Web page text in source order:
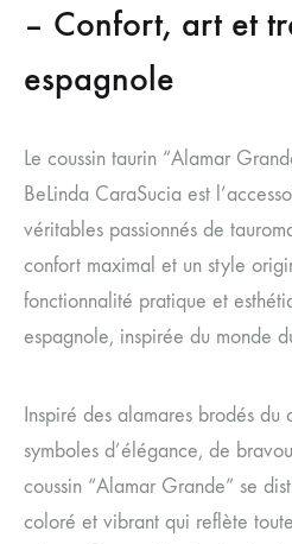
– Confort, art et
espagnole
Le coussin taurin “Alamar
BeLinda CaraSucia est
véritables passionnés de
confort maximal et un style
fonctionnalité pratique et
espagnole, inspirée du monde
Inspiré des alamares brodés du
symboles d’élégance, de
coussin “Alamar Grande” se
coloré et vibrant qui reflète